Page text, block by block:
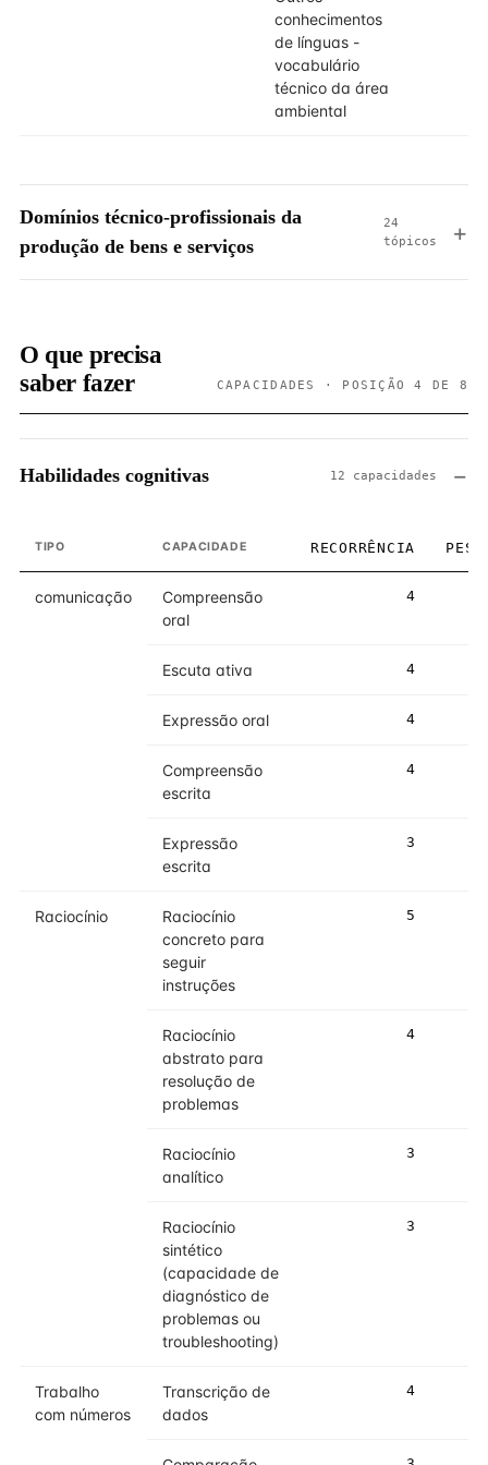
conhecimentos
de línguas -
vocabulário
técnico da área
ambiental
Domínios técnico-profissionais da
produção de bens e serviços
24
tópicos
O que precisa
saber fazer
CAPACIDADES · POSIÇÃO 4 DE 8
Habilidades cognitivas 12 capacidades
TIPO CAPACIDADE RECORRÊNCIA PESO
comunicação
Compreensão
oral
4
Escuta ativa 4
Expressão oral 4
Compreensão
escrita
4
Expressão
escrita
3
Raciocínio
Raciocínio
concreto para
seguir
instruções
5
Raciocínio
abstrato para
resolução de
problemas
4
Raciocínio
analítico
3
Raciocínio
sintético
(capacidade de
diagnóstico de
problemas ou
troubleshooting)
3
Trabalho
com números
Transcrição de
dados
4